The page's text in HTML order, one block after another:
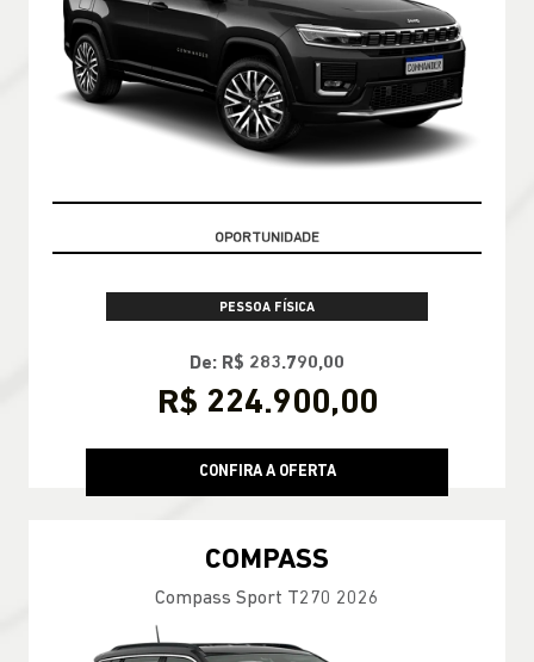
PESSOA FÍSICA
De: R$ 283.790,00
R$ 224.900,00
CONFIRA A OFERTA
COMPASS
Compass Sport T270 2026